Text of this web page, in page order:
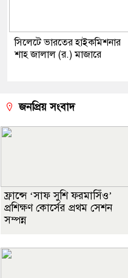
সিলেটে ভারতের হাইকমিশনার
শাহ জালাল (র.) মাজারে
জনপ্রিয় সংবাদ
ফ্রান্সে ‘সাফ সুশি ফরমাসিঁও’
প্রশিক্ষণ কোর্সের প্রথম সেশন
সম্পন্ন